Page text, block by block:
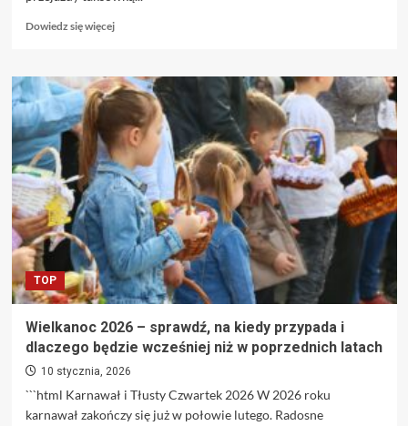
Dowiedz się więcejDowiedz
o
Taksówka
firmie
–
które
koszty
przejazdów
pracowników
można
zaliczyć
do
podatkowych?
TOP
Wielkanoc 2026 – sprawdź, na kiedy przypada i
dlaczego będzie wcześniej niż w poprzednich latach
10 stycznia, 2026
```html Karnawał i Tłusty Czwartek 2026 W 2026 roku
karnawał zakończy się już w połowie lutego. Radosne